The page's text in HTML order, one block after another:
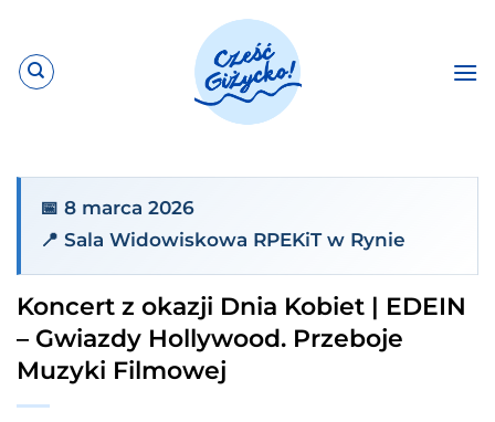
zawartości
📅 8 marca 2026
📍 Sala Widowiskowa RPEKiT w Rynie
Koncert z okazji Dnia Kobiet | EDEIN
– Gwiazdy Hollywood. Przeboje
Muzyki Filmowej